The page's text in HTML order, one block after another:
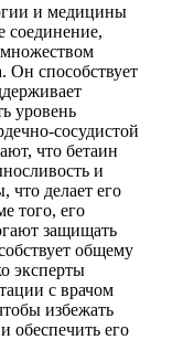
и медицины
соединение,
множеством
Он способствует
уровень
сосудистой
что бетаин
и
что делает его
того, его
защищать
общему
эксперты
с врачом
избежать
обеспечить его